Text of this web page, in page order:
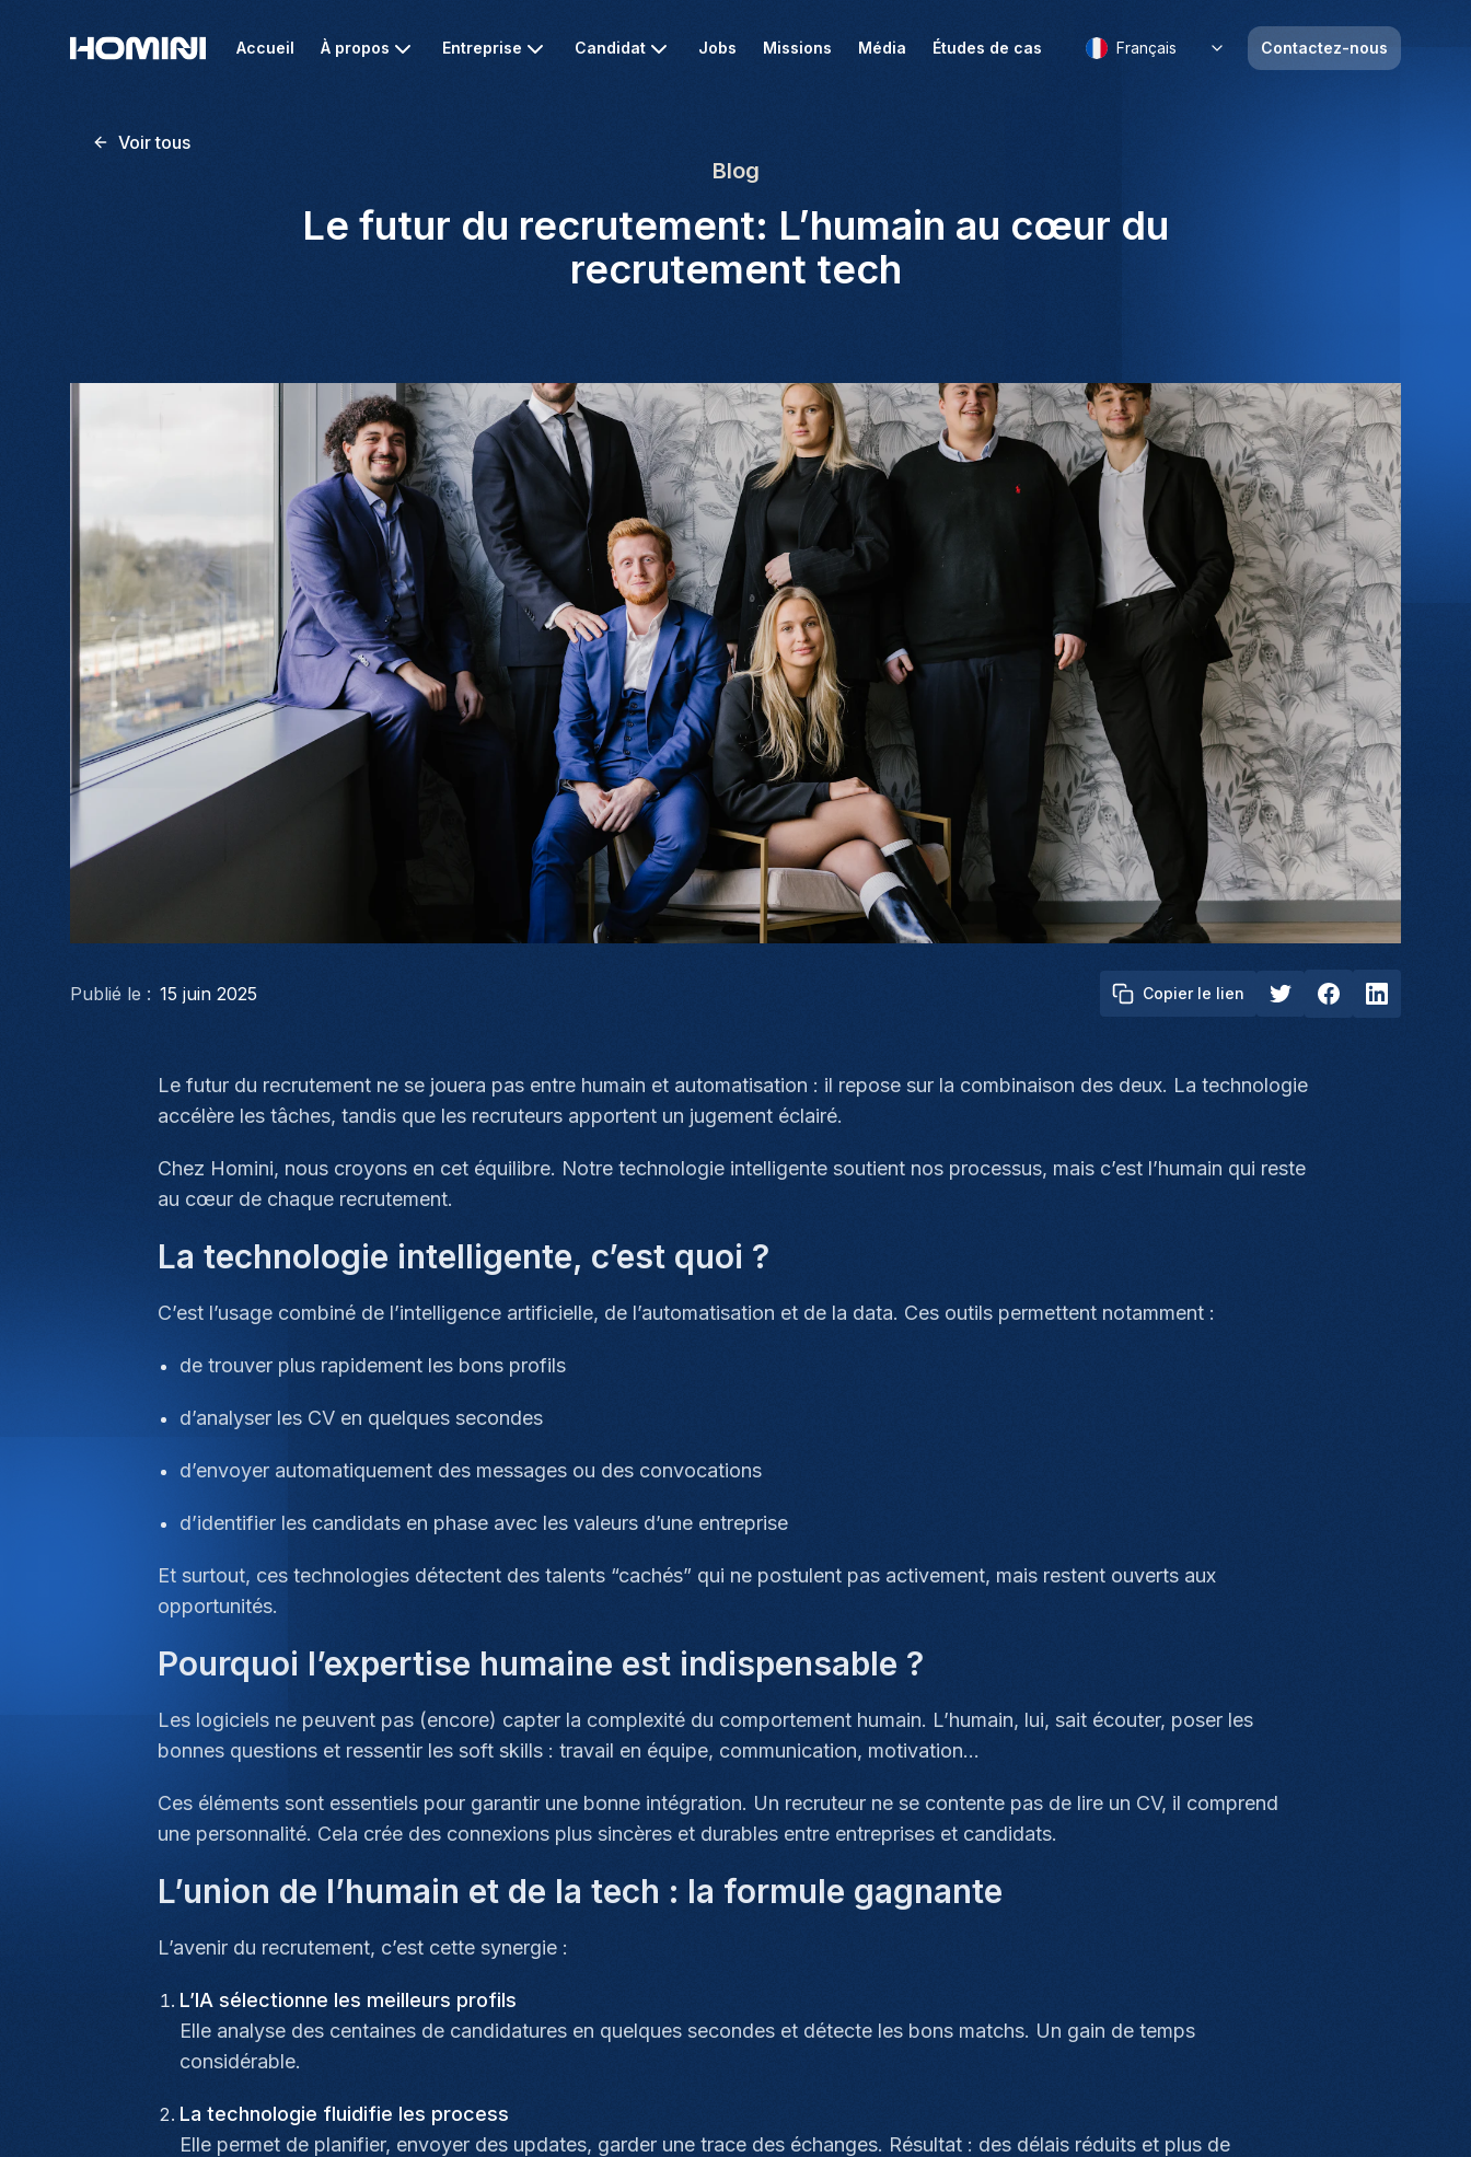
Accueil À propos Entreprise Candidat Jobs Missions Média Études de cas Français Contactez-nous
Voir tous
Blog
Le futur du recrutement: L’humain au cœur du
recrutement tech
Publié le : 15 juin 2025 Copier le lien
Le futur du recrutement ne se jouera pas entre humain et automatisation : il repose sur la combinaison des deux. La technologie
accélère les tâches, tandis que les recruteurs apportent un jugement éclairé.
Chez Homini, nous croyons en cet équilibre. Notre technologie intelligente soutient nos processus, mais c’est l’humain qui reste
au cœur de chaque recrutement.
La technologie intelligente, c’est quoi ?
C’est l’usage combiné de l’intelligence artificielle, de l’automatisation et de la data. Ces outils permettent notamment :
de trouver plus rapidement les bons profils
d’analyser les CV en quelques secondes
d’envoyer automatiquement des messages ou des convocations
d’identifier les candidats en phase avec les valeurs d’une entreprise
Et surtout, ces technologies détectent des talents “cachés” qui ne postulent pas activement, mais restent ouverts aux
opportunités.
Pourquoi l’expertise humaine est indispensable ?
Les logiciels ne peuvent pas (encore) capter la complexité du comportement humain. L’humain, lui, sait écouter, poser les
bonnes questions et ressentir les soft skills : travail en équipe, communication, motivation…
Ces éléments sont essentiels pour garantir une bonne intégration. Un recruteur ne se contente pas de lire un CV, il comprend
une personnalité. Cela crée des connexions plus sincères et durables entre entreprises et candidats.
L’union de l’humain et de la tech : la formule gagnante
L’avenir du recrutement, c’est cette synergie :
L’IA sélectionne les meilleurs profils
Elle analyse des centaines de candidatures en quelques secondes et détecte les bons matchs. Un gain de temps
considérable.
La technologie fluidifie les process
Elle permet de planifier, envoyer des updates, garder une trace des échanges. Résultat : des délais réduits et plus de